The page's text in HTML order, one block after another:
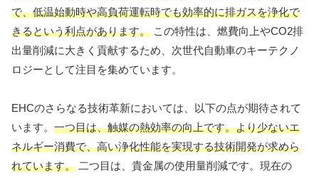
で、低温始動時や高負荷運転時でも効率的に排ガスを浄化で
きるという利点があります。 この特性は、燃費向上やCO2排
出量削減に大きく貢献するため、次世代自動車のキーテクノ
ロジーとして注目を集めています。
EHCのさらなる技術革新においては、以下の点が期待されて
います。 一つ目は、触媒の熱効率の向上です。より少ないエ
ネルギー消費で、高い浄化性能を実現する技術開発が求めら
れています。 二つ目は、貴金属の使用量削減です。現在の